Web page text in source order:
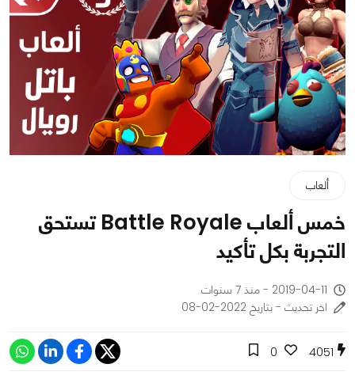
ألعاب
خمس ألعاب Battle Royale تستحق
التجربة بكل تأكيد
2019-04-11 - منذ 7 سنوات
اخر تحديث - بتاريخ 2022-02-08
4051
0